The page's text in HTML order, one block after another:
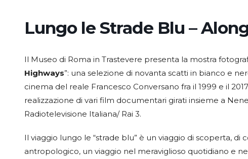
Lungo le Strade Blu –
Il Museo di Roma in Trastevere presenta la mostra
Highways”: una selezione di novanta scatti in bianco e
cinema del reale Francesco Conversano fra il 1999 e il
realizzazione di vari film documentari girati insieme a
Radiotelevisione Italiana/ Rai 3.
Il viaggio lungo le “strade blu” è un viaggio di scoperta, di
antropologico, un viaggio nel meraviglioso quotidiano e